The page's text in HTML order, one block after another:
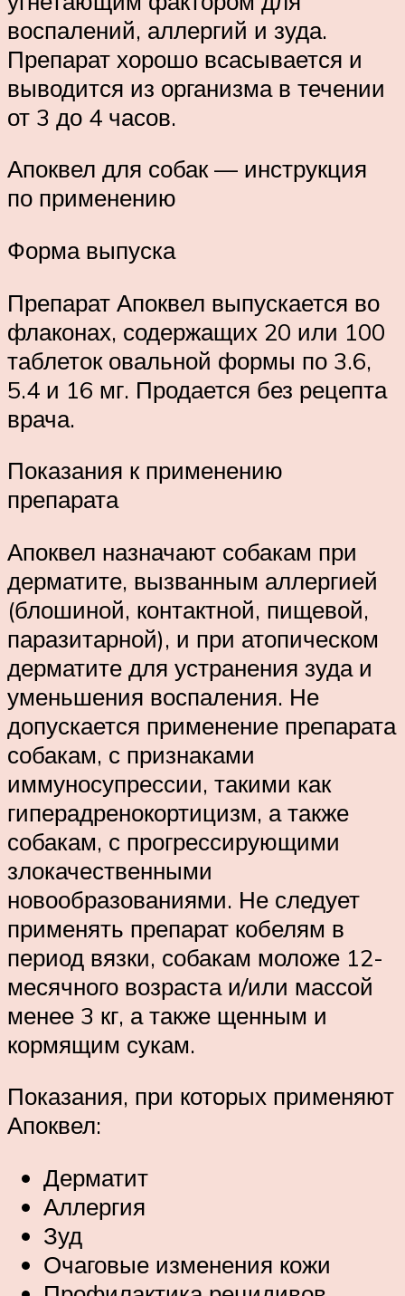
воспалений, аллергий и зуда.
Препарат хорошо всасывается и
выводится из организма в течении
от 3 до 4 часов.
Апоквел для собак — инструкция
по применению
Форма выпуска
Препарат Апоквел выпускается во
флаконах, содержащих 20 или 100
таблеток овальной формы по 3.6,
5.4 и 16 мг. Продается без рецепта
врача.
Показания к применению
препарата
Апоквел назначают собакам при
дерматите, вызванным аллергией
(блошиной, контактной, пищевой,
паразитарной), и при атопическом
дерматите для устранения зуда и
уменьшения воспаления. Не
допускается применение препарата
собакам, с признаками
иммуносупрессии, такими как
гиперадренокортицизм, а также
собакам, с прогрессирующими
злокачественными
новообразованиями. Не следует
применять препарат кобелям в
период вязки, собакам моложе 12-
месячного возраста и/или массой
менее 3 кг, а также щенным и
кормящим сукам.
Показания, при которых применяют
Апоквел:
Дерматит
Аллергия
Зуд
Очаговые изменения кожи